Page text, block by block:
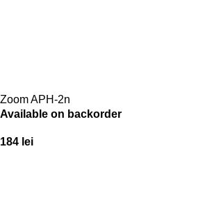
Zoom APH-2n
Available on backorder
184 lei